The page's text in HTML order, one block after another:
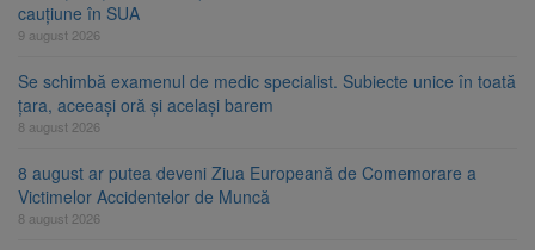
cauțiune în SUA
9 august 2026
Se schimbă examenul de medic specialist. Subiecte unice în toată
țara, aceeași oră și același barem
8 august 2026
8 august ar putea deveni Ziua Europeană de Comemorare a
Victimelor Accidentelor de Muncă
8 august 2026